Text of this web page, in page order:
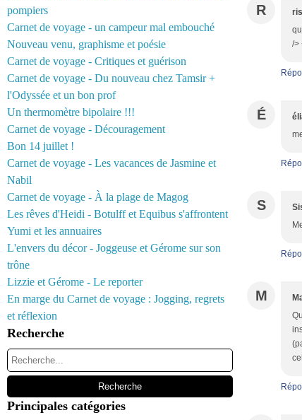
pompiers
Carnet de voyage - un campeur mal embouché
Nouveau venu, graphisme et poésie
Carnet de voyage - Critiques et guérison
Carnet de voyage - Du nouveau chez Tamsir +
l'Odyssée et un bon prof
Un thermomètre bipolaire !!!
Carnet de voyage - Découragement
Bon 14 juillet !
Carnet de voyage - Les vacances de Jasmine et
Nabil
Carnet de voyage - À la plage de Magog
Les rêves d'Heidi - Botulff et Equibus s'affrontent
Yumi et les annuaires
L'envers du décor - Joggeuse et Gérome sur son
trône
Lizzie et Gérome - Le reporter
En marge du Carnet de voyage : Jogging, regrets
et réflexion
Recherche
Principales catégories
R
/>
É
S
M